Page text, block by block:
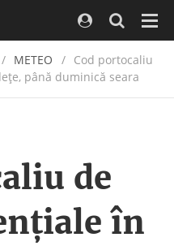
/ METEO
Cod portocaliu
până duminică seara
de
în